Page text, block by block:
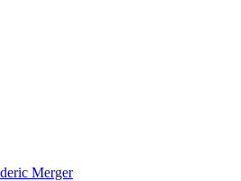
Merger